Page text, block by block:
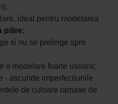
ideal pentru modelarea
pilire;
si nu se prelinge spre
o modelare foarte usoara;
- ascunde imperfectiunile
de culoare ramase de